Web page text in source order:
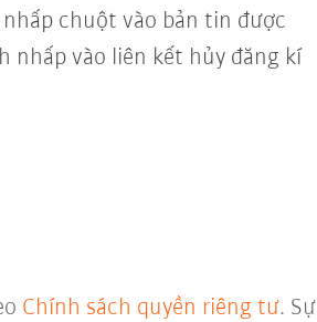
chuột vào bản tin được
nhấp vào liên kết hủy đăng kí
Chính sách quyền riêng tư. Sự